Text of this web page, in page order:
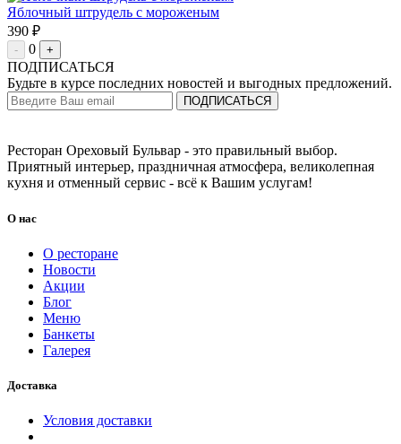
Яблочный штрудель с мороженым
390 ₽
- 0 +
ПОДПИСАТЬСЯ
Будьте в курсе последних новостей и выгодных предложений.
ПОДПИСАТЬСЯ
Ресторан Ореховый Бульвар - это правильный выбор.
Приятный интерьер, праздничная атмосфера, великолепная
кухня и отменный сервис - всё к Вашим услугам!
О нас
О ресторане
Новости
Акции
Блог
Меню
Банкеты
Галерея
Доставка
Условия доставки